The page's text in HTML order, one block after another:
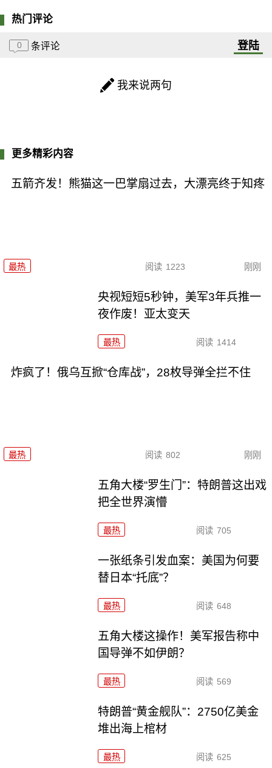
热门评论
0 条评论 登陆
我来说两句
更多精彩内容
五箭齐发！熊猫这一巴掌扇过去，大漂亮终于知疼
最热 阅读 1223 刚刚
央视短短5秒钟，美军3年兵推一
夜作废！亚太变天
最热 阅读 1414
炸疯了！俄乌互掀“仓库战”，28枚导弹全拦不住
最热 阅读 802 刚刚
五角大楼“罗生门”：特朗普这出戏
把全世界演懵
最热 阅读 705
一张纸条引发血案：美国为何要
替日本“托底”？
最热 阅读 648
五角大楼这操作！美军报告称中
国导弹不如伊朗？
最热 阅读 569
特朗普“黄金舰队”：2750亿美金
堆出海上棺材
最热 阅读 625